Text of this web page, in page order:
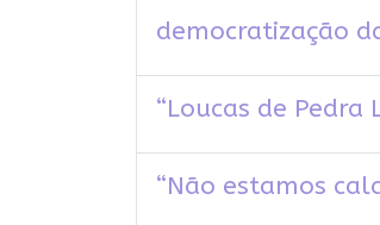
democratização
“Loucas de
“Não estamos